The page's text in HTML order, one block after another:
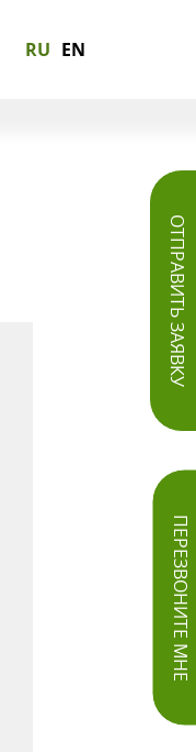
RU EN
ОТПРАВИТЬ ЗАЯВКУ
ПЕРЕЗВОНИТЕ МНЕ